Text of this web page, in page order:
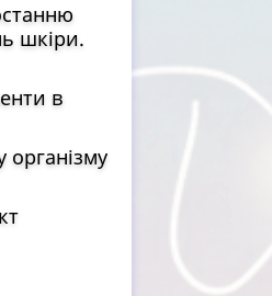
шкіри.
в
організму